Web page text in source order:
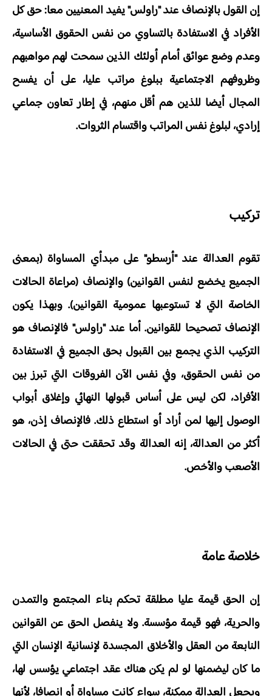
إن القول بالإنصاف عند "راولس" يفيد المعنيين معا: حق كل
الأفراد في الاستفادة بالتساوي من نفس الحقوق الأساسية،
وعدم وضع عوائق أمام أولئك الذين سمحت لهم مواهبهم
وظروفهم الاجتماعية ببلوغ مراتب عليا، على أن يفسح
المجال أيضا للذين هم أقل منهم، في إطار تعاون جماعي
إرادي، لبلوغ نفس المراتب واقتسام الثروات.
تركيب
تقوم العدالة عند "أرسطو" على مبدأي المساواة (بمعنى
الجميع يخضع لنفس القوانين) والإنصاف (مراعاة الحالات
الخاصة التي لا تستوعبها عمومية القوانين). وبهذا يكون
الإنصاف تصحيحا للقوانين. أما عند "راولس" فالإنصاف هو
التركيب الذي يجمع بين القبول بحق الجميع في الاستفادة
من نفس الحقوق، وفي نفس الآن الفروقات التي تبرز بين
الأفراد، لكن ليس على أساس قبولها النهائي وإغلاق أبواب
الوصول إليها لمن أراد أو استطاع ذلك. فالإنصاف إذن، هو
أكثر من العدالة، إنه العدالة وقد تحققت حتى في الحالات
الأصعب والأخص.
خلاصة عامة
إن الحق قيمة عليا مطلقة تحكم بناء المجتمع والتمدن
والحرية، فهو قيمة مؤسسة. ولا ينفصل الحق عن القوانين
النابعة من العقل والأخلاق المجسدة لإنسانية الإنسان التي
ما كان ليضمنها لو لم يكن هناك عقد اجتماعي يؤسس لها،